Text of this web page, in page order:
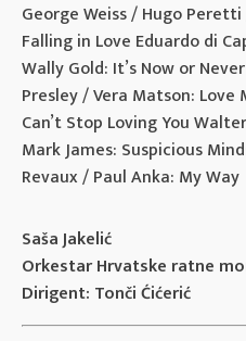
Saša Jakelić
Orkestar Hrvatske ratne
Dirigent: Tonči Ćićerić
George Weiss / Hugo
Falling in Love Eduardo di
Wally Gold: It’s Now or
Presley / Vera Matson: Love
Can’t Stop Loving You
Mark James: Suspicious
Revaux / Paul Anka: My Way